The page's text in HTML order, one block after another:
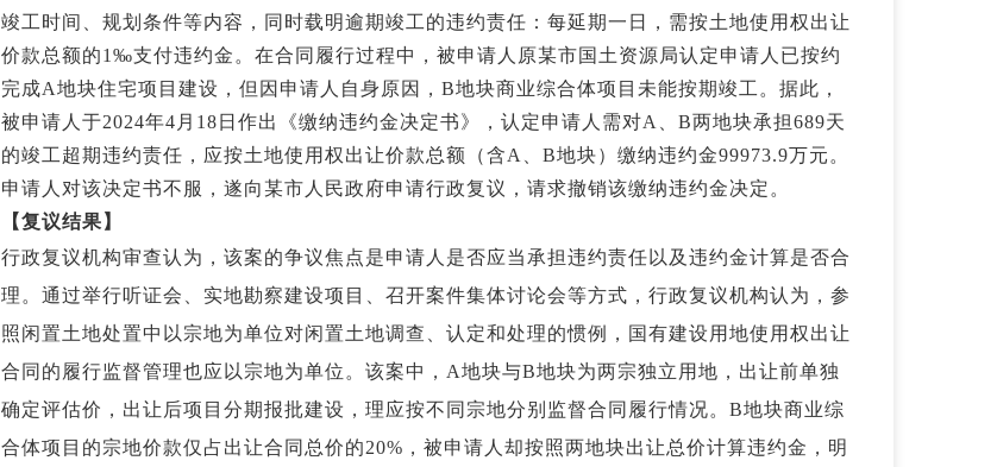
竣工时间、规划条件等内容，同时载明逾期竣工的违约责任：每延期一日，需按土地使用权出让
价款总额的1‰支付违约金。在合同履行过程中 ，被申请人原某市国土资源局认定申请人已按约
完成A地块住宅项目建设，但因申请人自身原因，B地块商业综合体项目未能按期竣工。据此，
被申请人于2024年4月18日作出《缴纳违约金决定书》，认定申请人需对A、B两地块承担689天
的竣工超期违约责任，应按土地使用权出让价款总额（含A、B地块）缴纳违约金99973.9万元。
申请人对该决定书不服，遂向某市人民政府申请行政复议，请求撤销该缴纳违约金决定。
【复议结果】
行政复议机构审查认为，该案的争议焦点是申请人是否应当承担违约责任以及违约金计算是否合
理。通过举行听证会、实地勘察建设项目、召开案件集体讨论会等方式，行政复议机构认为，参
照闲置土地处置中以宗地为单位对闲置土地调查、认定和处理的惯例，国有建设用地使用权出让
合同的履行监督管理也应以宗地为单位。该案中，A地块与B地块为两宗独立用地，出让前单独
确定评估价，出让后项目分期报批建设，理应按不同宗地分别监督合同履行情况。B地块商业综
合体项目的宗地价款仅占出让合同总价的20%，被申请人却按照两地块出让总价计算违约金，明